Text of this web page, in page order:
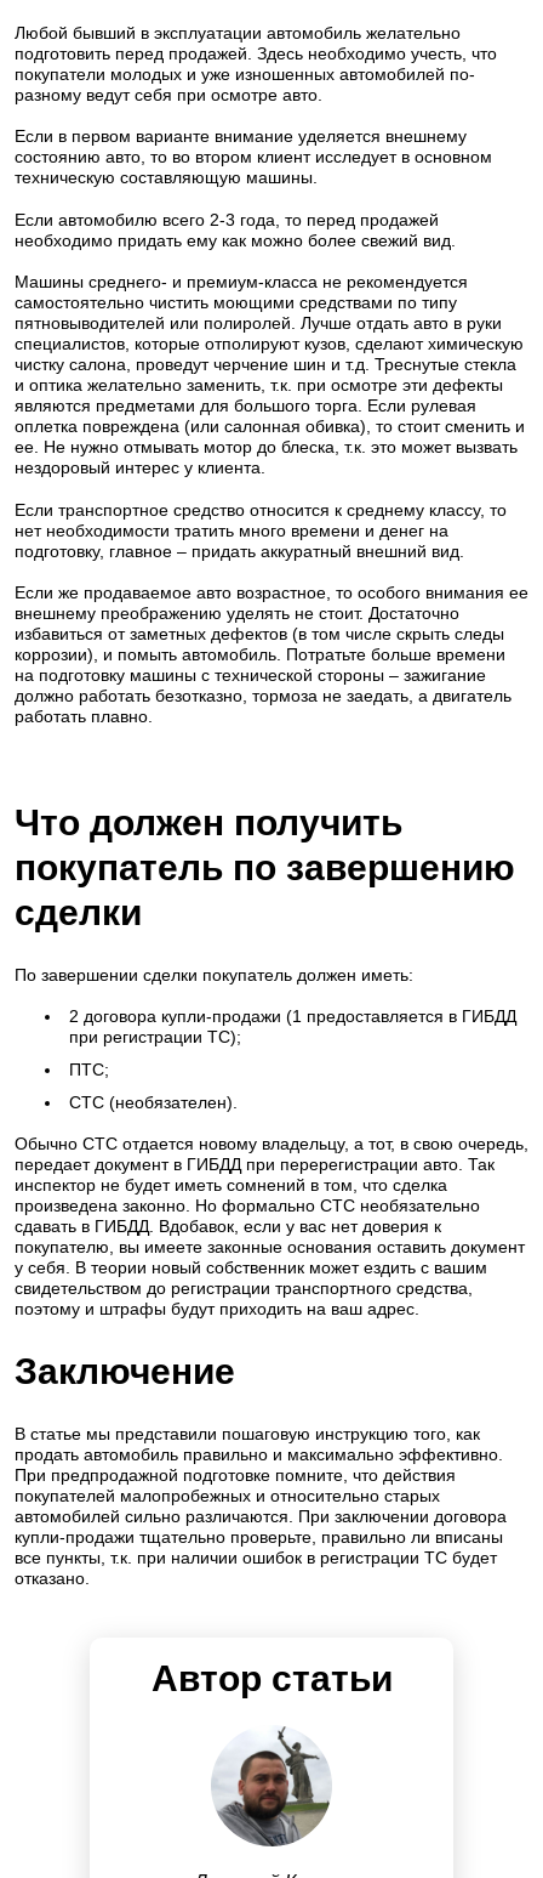
Любой бывший в эксплуатации автомобиль желательно
подготовить перед продажей. Здесь необходимо учесть, что
покупатели молодых и уже изношенных автомобилей по-
разному ведут себя при осмотре авто.
Если в первом варианте внимание уделяется внешнему
состоянию авто, то во втором клиент исследует в основном
техническую составляющую машины.
Если автомобилю всего 2-3 года, то перед продажей
необходимо придать ему как можно более свежий вид.
Машины среднего- и премиум-класса не рекомендуется
самостоятельно чистить моющими средствами по типу
пятновыводителей или полиролей. Лучше отдать авто в руки
специалистов, которые отполируют кузов, сделают химическую
чистку салона, проведут черчение шин и т.д. Треснутые стекла
и оптика желательно заменить, т.к. при осмотре эти дефекты
являются предметами для большого торга. Если рулевая
оплетка повреждена (или салонная обивка), то стоит сменить и
ее. Не нужно отмывать мотор до блеска, т.к. это может вызвать
нездоровый интерес у клиента.
Если транспортное средство относится к среднему классу, то
нет необходимости тратить много времени и денег на
подготовку, главное – придать аккуратный внешний вид.
Если же продаваемое авто возрастное, то особого внимания ее
внешнему преображению уделять не стоит. Достаточно
избавиться от заметных дефектов (в том числе скрыть следы
коррозии), и помыть автомобиль. Потратьте больше времени
на подготовку машины с технической стороны – зажигание
должно работать безотказно, тормоза не заедать, а двигатель
работать плавно.
Что должен получить
покупатель по завершению
сделки
По завершении сделки покупатель должен иметь:
2 договора купли-продажи (1 предоставляется в ГИБДД
при регистрации ТС);
ПТС;
СТС (необязателен).
Обычно СТС отдается новому владельцу, а тот, в свою очередь,
передает документ в ГИБДД при перерегистрации авто. Так
инспектор не будет иметь сомнений в том, что сделка
произведена законно. Но формально СТС необязательно
сдавать в ГИБДД. Вдобавок, если у вас нет доверия к
покупателю, вы имеете законные основания оставить документ
у себя. В теории новый собственник может ездить с вашим
свидетельством до регистрации транспортного средства,
поэтому и штрафы будут приходить на ваш адрес.
Заключение
В статье мы представили пошаговую инструкцию того, как
продать автомобиль правильно и максимально эффективно.
При предпродажной подготовке помните, что действия
покупателей малопробежных и относительно старых
автомобилей сильно различаются. При заключении договора
купли-продажи тщательно проверьте, правильно ли вписаны
все пункты, т.к. при наличии ошибок в регистрации ТС будет
отказано.
Автор статьи